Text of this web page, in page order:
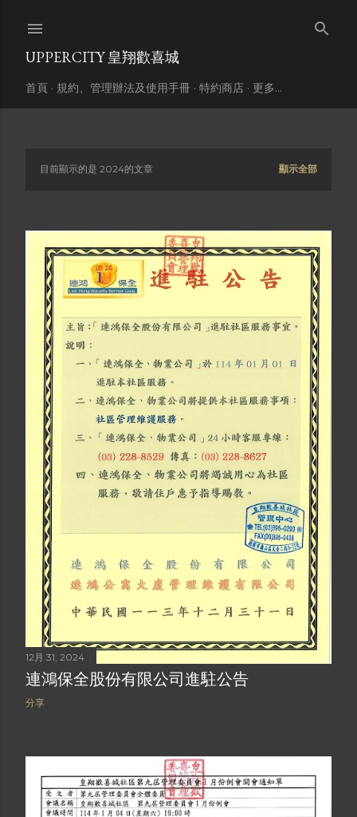
UPPERCITY 皇翔歡喜城
首頁 規約、管理辦法及使用手冊 特約商店 更多…
發
文
章
目前顯示的是 2024的文章 顯示全部
12月 31, 2024
連鴻保全股份有限公司進駐公告
分享